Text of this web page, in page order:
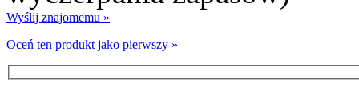
Wyślij znajomemu »
Oceń ten produkt jako pierwszy »